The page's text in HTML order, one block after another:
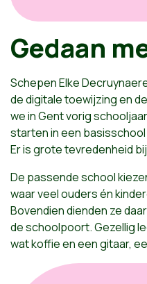
Gedaan
Schepen Elke
de digitale toewijzing en
we in Gent vorig
starten in een
Er is grote tevredenheid
De passende school
waar veel ouders én
Bovendien dienden ze
de schoolpoort. Gezellig
wat koffie en een gitaar,